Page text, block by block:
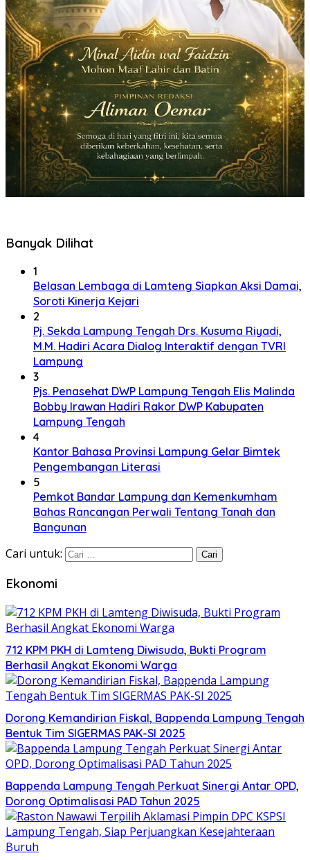
Banyak Dilihat
1
Belasan Lembaga di Lamteng Siapkan Aksi Damai,
Soroti Kinerja Kejari
2
Pj. Sekda Lampung Tengah Drs. Kusuma Riyadi,
M.M. Hadiri Acara Dialog Interaktif dengan TVRI
Lampung
3
Pjs. Penasehat DWP Lampung Tengah Elis Malinda
Bobby Irawan Hadiri Rakor DWP Kabupaten
Lampung Tengah
4
Kantor Bahasa Provinsi Lampung Gelar Bimtek
Pengembangan Literasi
5
Pemkot Bandar Lampung dan Kemenkumham
Bahas Rancangan Perwali Tentang Tanah dan
Bangunan
Cari untuk:
Ekonomi
712 KPM PKH di Lamteng Diwisuda, Bukti Program
Berhasil Angkat Ekonomi Warga
Dorong Kemandirian Fiskal, Bappenda Lampung Tengah
Bentuk Tim SIGERMAS PAK-SI 2025
Bappenda Lampung Tengah Perkuat Sinergi Antar OPD,
Dorong Optimalisasi PAD Tahun 2025